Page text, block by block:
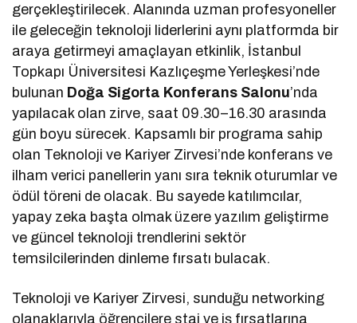
gerçekleştirilecek. Alanında uzman profesyoneller
ile geleceğin teknoloji liderlerini aynı platformda bir
araya getirmeyi amaçlayan etkinlik, İstanbul
Topkapı Üniversitesi Kazlıçeşme Yerleşkesi’nde
bulunan Doğa Sigorta Konferans Salonu’nda
yapılacak olan zirve, saat 09.30–16.30 arasında
gün boyu sürecek. Kapsamlı bir programa sahip
olan Teknoloji ve Kariyer Zirvesi’nde konferans ve
ilham verici panellerin yanı sıra teknik oturumlar ve
ödül töreni de olacak. Bu sayede katılımcılar,
yapay zeka başta olmak üzere yazılım geliştirme
ve güncel teknoloji trendlerini sektör
temsilcilerinden dinleme fırsatı bulacak.
Teknoloji ve Kariyer Zirvesi, sunduğu networking
olanaklarıyla öğrencilere staj ve iş fırsatlarına